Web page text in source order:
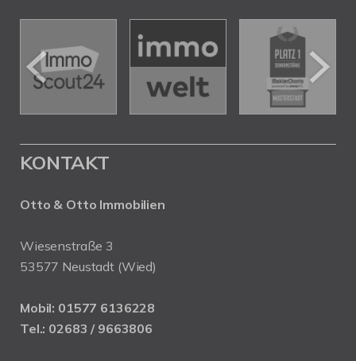
KONTAKT
Otto & Otto Immobilien
Wiesenstraße 3
53577 Neustadt (Wied)
Mobil: 01577 6136228
Tel.: 02683 / 9663806